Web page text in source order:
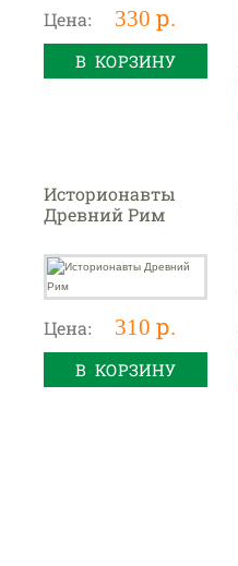
Цена: 330 р.
В КОРЗИНУ
Историонавты
Древний Рим
Цена: 310 р.
В КОРЗИНУ